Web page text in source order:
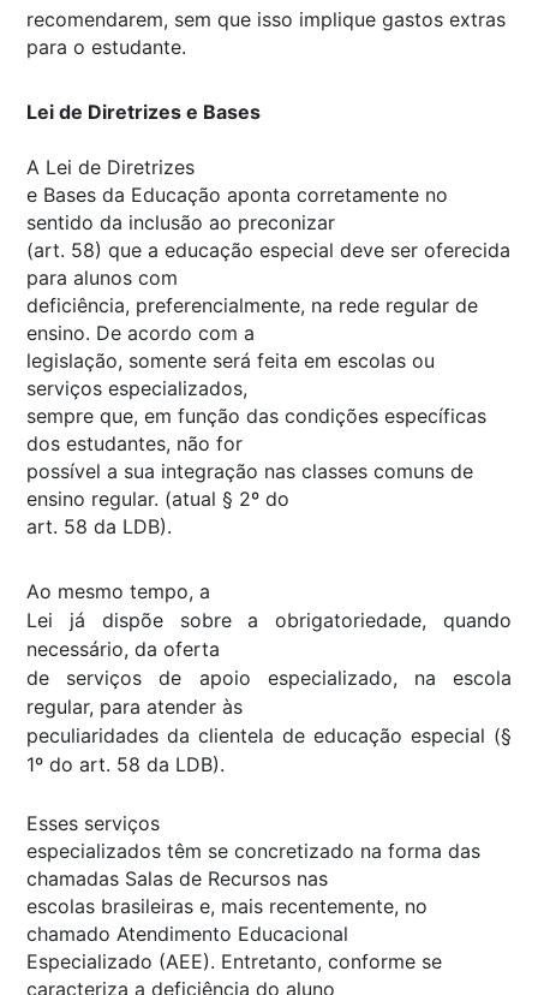
recomendarem, sem que isso implique gastos extras
para o estudante.
Lei de Diretrizes e Bases
A Lei de Diretrizes
e Bases da Educação aponta corretamente no
sentido da inclusão ao preconizar
(art. 58) que a educação especial deve ser oferecida
para alunos com
deficiência, preferencialmente, na rede regular de
ensino. De acordo com a
legislação, somente será feita em escolas ou
serviços especializados,
sempre que, em função das condições específicas
dos estudantes, não for
possível a sua integração nas classes comuns de
ensino regular. (atual § 2º do
art. 58 da LDB).
Ao mesmo tempo, a
Lei já dispõe sobre a obrigatoriedade, quando
necessário, da oferta
de serviços de apoio especializado, na escola
regular, para atender às
peculiaridades da clientela de educação especial (§
1º do art. 58 da LDB).
Esses serviços
especializados têm se concretizado na forma das
chamadas Salas de Recursos nas
escolas brasileiras e, mais recentemente, no
chamado Atendimento Educacional
Especializado (AEE). Entretanto, conforme se
caracteriza a deficiência do aluno